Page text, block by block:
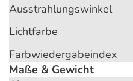
Ausstrahlungswinkel
Lichtfarbe
Farbwiedergabeindex
Maße & Gewicht